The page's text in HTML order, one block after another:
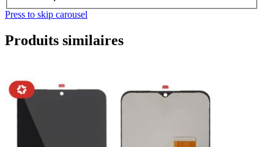
Press to skip carousel
Produits similaires